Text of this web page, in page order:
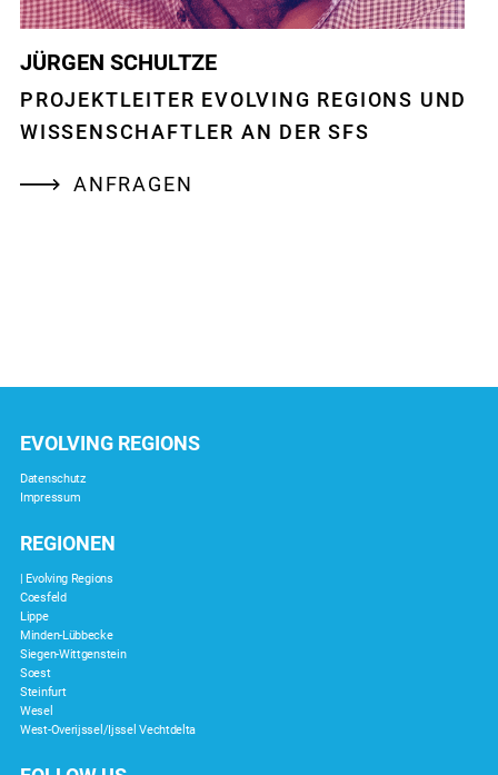
JÜRGEN SCHULTZE
PROJEKTLEITER EVOLVING REGIONS UND
WISSENSCHAFTLER AN DER SFS
ANFRAGEN
EVOLVING REGIONS
Datenschutz
Impressum
REGIONEN
| Evolving Regions
Coesfeld
Lippe
Minden-Lübbecke
Siegen-Wittgenstein
Soest
Steinfurt
Wesel
West-Overijssel/Ijssel Vechtdelta